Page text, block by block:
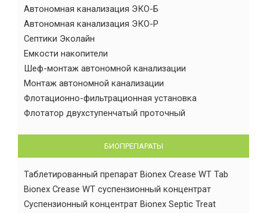
Автономная канализация ЭКО-Б
Автономная канализация ЭКО-Р
Септики Эколайн
Емкости накопители
Шеф-монтаж автономной канализации
Монтаж автономной канализации
Флотационно-фильтрационная установка
Флотатор двухступенчатый проточный
БИОПРЕПАРАТЫ
Таблетированный препарат Bionex Crease WT Tab
Bionex Crease WT суспензионный концентрат
Суспензионный концентрат Bionex Septic Treat